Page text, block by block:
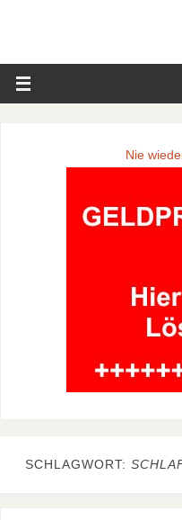
Nie
SCHLAGWORT: